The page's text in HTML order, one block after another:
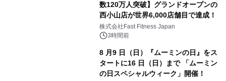
数120万人突破】グランドオープンの
西小山店が世界6,000店舗目で達成！
株式会社Fast Fitness Japan
3時間前
8 月9 日（日）『ムーミンの日』をス
タートに16 日（日）まで 「ムーミン
の日スペシャルウィーク」開催！